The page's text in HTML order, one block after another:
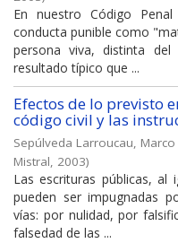
En nuestro Código
conducta punible como
persona viva, distinta
resultado típico que ...
Efectos de lo previsto
código civil y las
Sepúlveda Larroucau,
Mistral, 2003)
Las escrituras públicas, al
pueden ser impugnadas
vías: por nulidad, por
falsedad de las ...